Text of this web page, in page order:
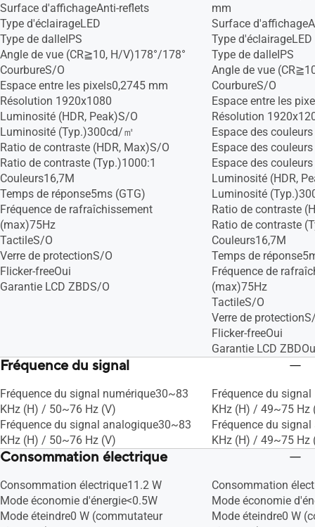
Surface d'affichageAnti-reflets
Type d'éclairageLED
Type de dalleIPS
Angle de vue (CR≧10, H/V)178°/178°
CourbureS/O
Espace entre les pixels0,2745 mm
Résolution 1920x1080
Luminosité (HDR, Peak)S/O
Luminosité (Typ.)300cd/㎡
Ratio de contraste (HDR, Max)S/O
Ratio de contraste (Typ.)1000:1
Couleurs16,7M
Temps de réponse5ms (GTG)
Fréquence de rafraîchissement
(max)75Hz
TactileS/O
Verre de protectionS/O
Flicker-freeOui
Garantie LCD ZBDS/O
mm
Surface
Type d'éclairageLED
Type de dalleIPS
Angle de vue
CourbureS/O
Espace entre les
Résolution
Espace des
Espace des
Espace des
Luminosité (HDR,
Luminosité
Ratio de contraste
Ratio de contraste
Couleurs16,7M
Temps de
Fréquence de
(max)75Hz
TactileS/O
Verre de
Flicker-freeOui
Garantie LCD
Fréquence du signal
Fréquence du signal numérique30~83
KHz (H) / 50~76 Hz (V)
Fréquence du signal analogique30~83
KHz (H) / 50~76 Hz (V)
Fréquence du
KHz (H) / 49~75 Hz
Fréquence du
KHz (H) / 49~75 Hz
Consommation électrique
Consommation électrique11.2 W
Mode économie d'énergie<0.5W
Mode éteindre0 W (commutateur
Consommation
Mode économie
Mode éteindre0 W